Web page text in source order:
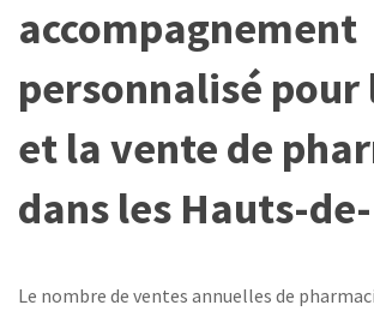
accompagnement
personnalisé pour
et la vente de
dans les Hauts-
Le nombre de ventes annuelles de